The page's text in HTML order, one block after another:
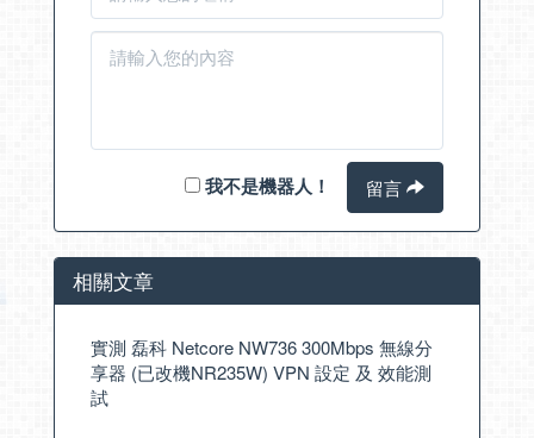
我不是機器人！ 留言
相關文章
實測 磊科 Netcore NW736 300Mbps 無線分
享器 (已改機NR235W) VPN 設定 及 效能測
試